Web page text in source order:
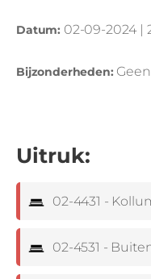
Datum: 02-09-2024 |
Bijzonderheden: Geen
Uitruk:
02-4431 -
02-4531 -